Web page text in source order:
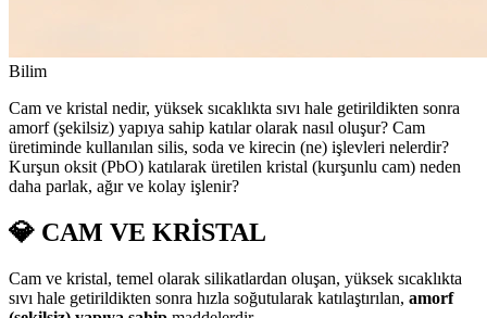
Bilim
Cam ve kristal nedir, yüksek sıcaklıkta sıvı hale getirildikten sonra
amorf (şekilsiz) yapıya sahip katılar olarak nasıl oluşur? Cam
üretiminde kullanılan silis, soda ve kirecin (ne) işlevleri nelerdir?
Kurşun oksit (PbO) katılarak üretilen kristal (kurşunlu cam) neden
daha parlak, ağır ve kolay işlenir?
💎 CAM VE KRİSTAL
Cam ve kristal, temel olarak silikatlardan oluşan, yüksek sıcaklıkta
sıvı hale getirildikten sonra hızla soğutularak katılaştırılan, amorf